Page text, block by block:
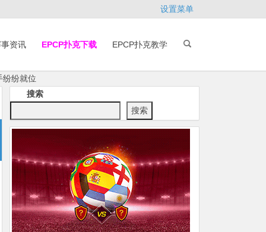
设置菜单
资讯 EPCP扑克下载 EPCP扑克教学
纷纷就位
搜索
搜索